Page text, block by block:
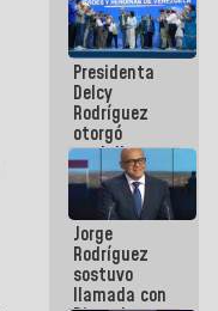
optimizar
manejo de
escombros
en La Guaira
Presidenta
Delcy
Rodríguez
otorgó
medalla
"Héroe de
Venezuela"
a servidores
públicos
Jorge
Rodríguez
sostuvo
llamada con